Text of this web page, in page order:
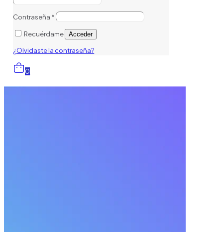
Contraseña *
Recuérdame Acceder
¿Olvidaste la contraseña?
0